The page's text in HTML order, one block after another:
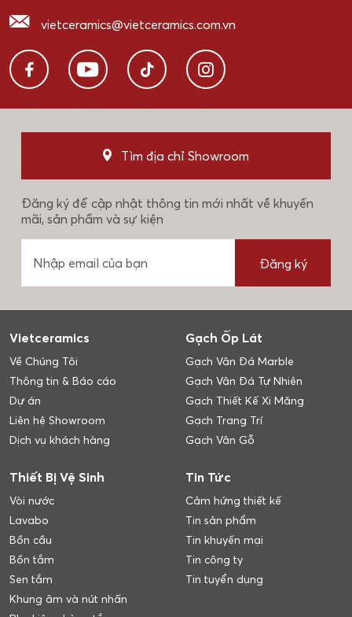
vietceramics@vietceramics.com.vn
Tìm địa chỉ Showroom
Đăng ký để cập nhật thông tin mới nhất về khuyến
mãi, sản phẩm và sự kiện
Đăng ký
Vietceramics
Về Chúng Tôi
Thông tin & Báo cáo
Dự án
Liên hệ Showroom
Dịch vụ khách hàng
Gạch Ốp Lát
Gạch Vân Đá Marble
Gạch Vân Đá Tự Nhiên
Gạch Thiết Kế Xi Măng
Gạch Trang Trí
Gạch Vân Gỗ
Thiết Bị Vệ Sinh
Vòi nước
Lavabo
Bồn cầu
Bồn tắm
Sen tắm
Khung âm và nút nhấn
Tin Tức
Cảm hứng thiết kế
Tin sản phẩm
Tin khuyến mại
Tin công ty
Tin tuyển dụng